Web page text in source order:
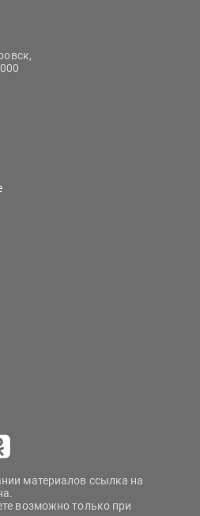
материалов ссылка на
возможно только при